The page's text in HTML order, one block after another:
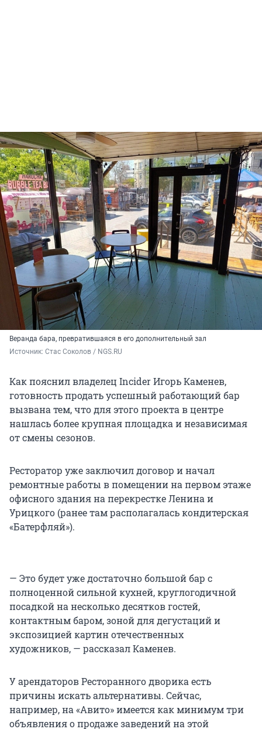
Веранда бара, превратившаяся в его дополнительный зал
Источник: Стас Соколов / NGS.RU
Как пояснил владелец Incider Игорь Каменев,
готовность продать успешный работающий бар
вызвана тем, что для этого проекта в центре
нашлась более крупная площадка и независимая
от смены сезонов.
Ресторатор уже заключил договор и начал
ремонтные работы в помещении на первом этаже
офисного здания на перекрестке Ленина и
Урицкого (ранее там располагалась кондитерская
«Батерфляй»).
— Это будет уже достаточно большой бар с
полноценной сильной кухней, круглогодичной
посадкой на несколько десятков гостей,
контактным баром, зоной для дегустаций и
экспозицией картин отечественных
художников, — рассказал Каменев.
У арендаторов Ресторанного дворика есть
причины искать альтернативы. Сейчас,
например, на «Авито» имеется как минимум три
объявления о продаже заведений на этой